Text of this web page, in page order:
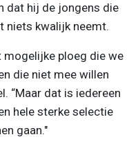
dat hij de jongens die
niets kwalijk neemt.
ploeg die we
die niet mee willen
“Maar dat is iedereen
hele sterke selectie
gaan."